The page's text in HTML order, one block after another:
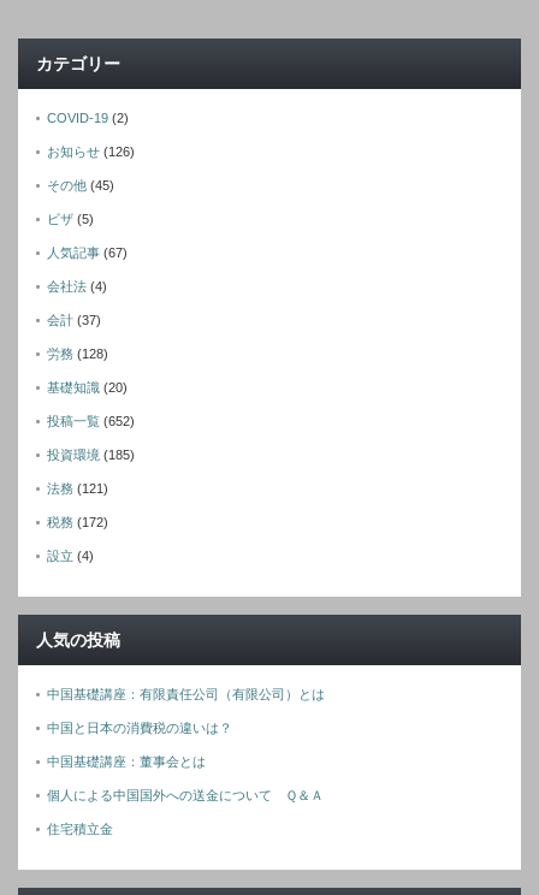
カテゴリー
COVID-19 (2)
お知らせ (126)
その他 (45)
ビザ (5)
人気記事 (67)
会社法 (4)
会計 (37)
労務 (128)
基礎知識 (20)
投稿一覧 (652)
投資環境 (185)
法務 (121)
税務 (172)
設立 (4)
人気の投稿
中国基礎講座：有限責任公司（有限公司）とは
中国と日本の消費税の違いは？
中国基礎講座：董事会とは
個人による中国国外への送金について Ｑ＆Ａ
住宅積立金